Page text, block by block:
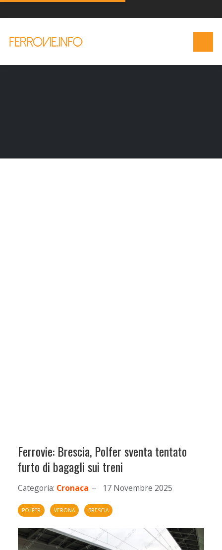
Ferrovie: Brescia, Polfer sventa tentato
furto di bagagli sui treni
Categoria: Cronaca 17 Novembre 2025
POLFER VERONA BRESCIA